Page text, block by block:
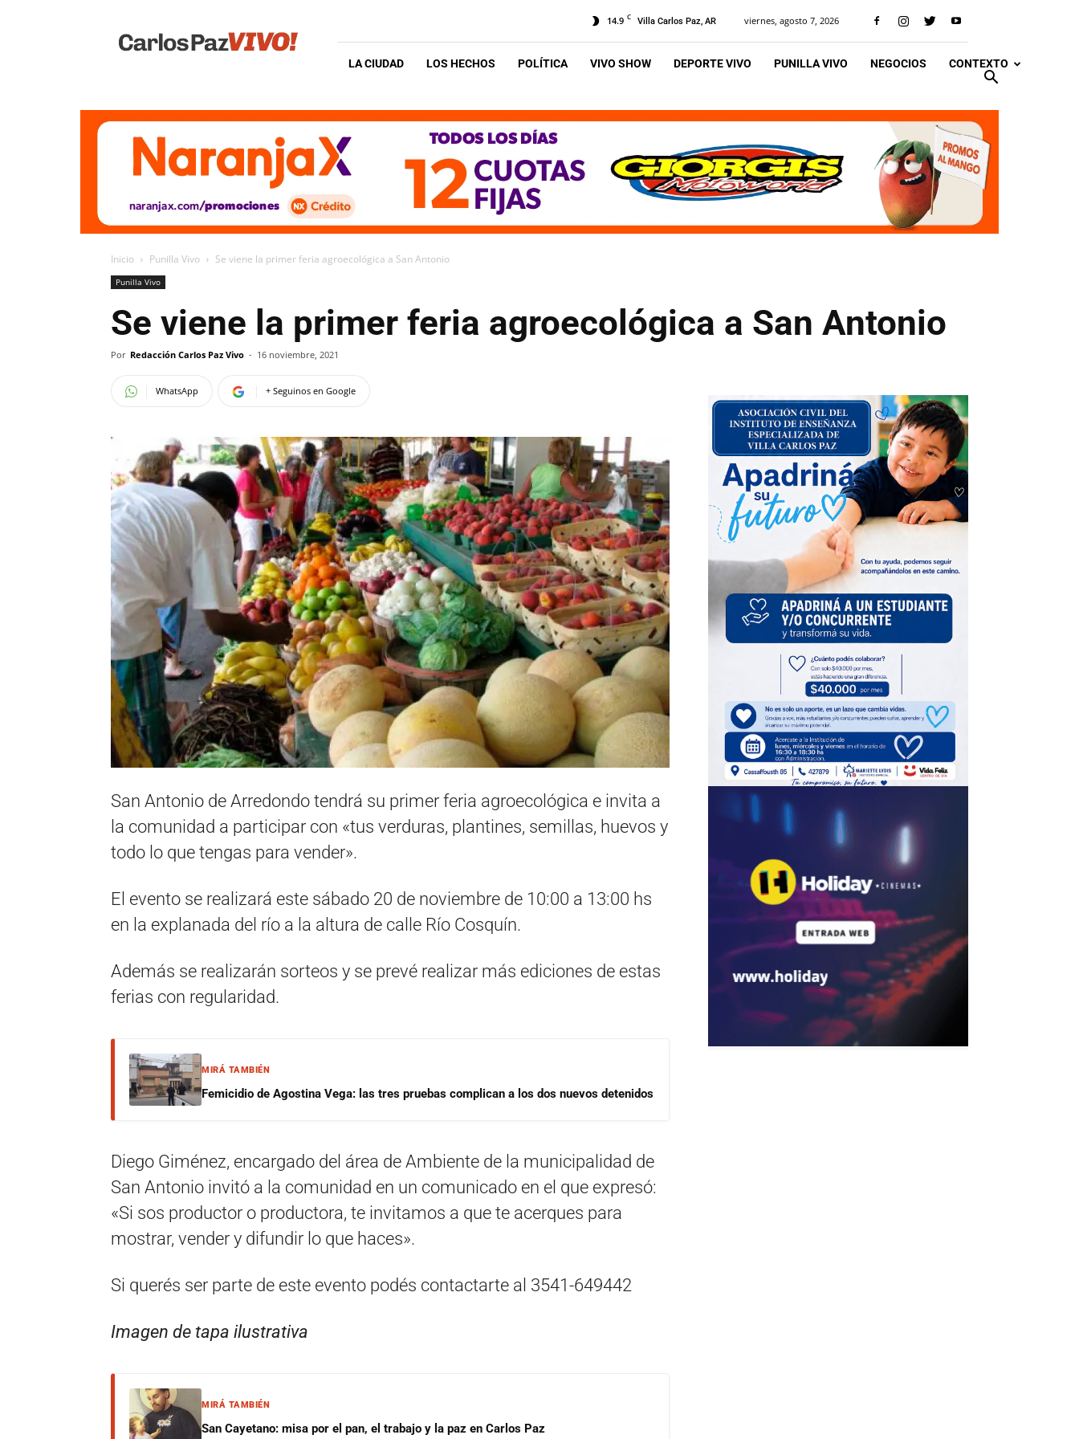
Vivo
14.9 C Villa Carlos Paz, AR viernes, agosto 7, 2026
LA CIUDAD LOS HECHOS POLÍTICA VIVO SHOW DEPORTE VIVO PUNILLA VIVO NEGOCIOS CONTEXTO
Inicio Punilla Vivo Se viene la primer feria agroecológica a San Antonio
Punilla Vivo
Se viene la primer feria agroecológica a San Antonio
Por Redacción Carlos Paz Vivo - 16 noviembre, 2021
WhatsApp + Seguinos en Google
San Antonio de Arredondo tendrá su primer feria agroecológica e invita a
la comunidad a participar con «tus verduras, plantines, semillas, huevos y
todo lo que tengas para vender».
El evento se realizará este sábado 20 de noviembre de 10:00 a 13:00 hs
en la explanada del río a la altura de calle Río Cosquín.
Además se realizarán sorteos y se prevé realizar más ediciones de estas
ferias con regularidad.
MIRÁ TAMBIÉN
Femicidio de Agostina Vega: las tres pruebas complican a los dos nuevos detenidos
Diego Giménez, encargado del área de Ambiente de la municipalidad de
San Antonio invitó a la comunidad en un comunicado en el que expresó:
«Si sos productor o productora, te invitamos a que te acerques para
mostrar, vender y difundir lo que haces».
Si querés ser parte de este evento podés contactarte al 3541-649442
Imagen de tapa ilustrativa
MIRÁ TAMBIÉN
San Cayetano: misa por el pan, el trabajo y la paz en Carlos Paz